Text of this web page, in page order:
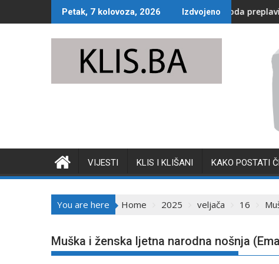
to
Petak, 7 kolovoza, 2026 Izdvojeno
Jako nevrijeme pogodilo Konjic: Voda preplavila ulice, saobraćaj
U
VIJESTI KLIS I KLIŠANI KAKO POSTATI
You are here Home 2025 veljača 16
Muška i ženska ljetna narodna nošnja